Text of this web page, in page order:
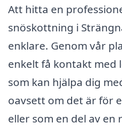
Att hitta en
snöskottning i
enklare. Genom vår
enkelt få kontakt med
som kan hjälpa dig
oavsett om det är för
eller som en del av en